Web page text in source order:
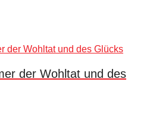
der Wohltat und des